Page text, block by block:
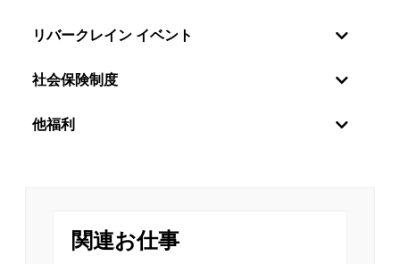
レーンベトナムは特に年2回の定期昇給制度を設
楽しませています。エキサイティングなガラディナーや
チームビルディングゲームは、リバークレインのメンバ
リバークレイン イベント
チームビルディング・ファミリーデー・お夏休
社会保険制度
他福利
関連お仕事